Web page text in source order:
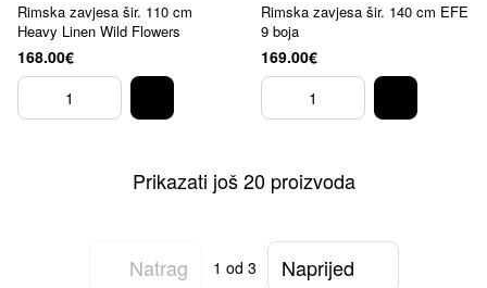
Rimska zavjesa šir. 110 cm
Heavy Linen Wild Flowers
168.00€
Rimska zavjesa šir. 140 cm EFE
9 boja
169.00€
Prikazati još 20 proizvoda
Natrag 1 od 3 Naprijed